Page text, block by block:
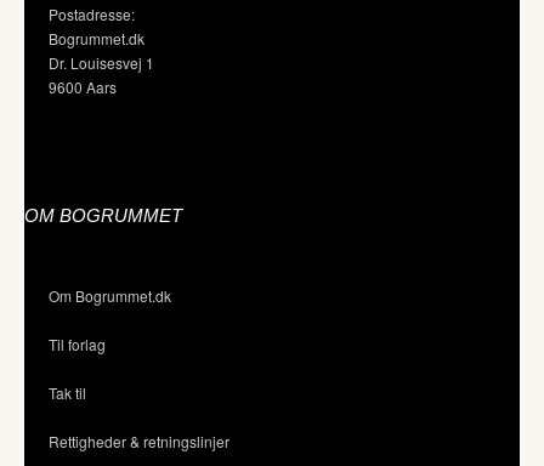
Postadresse:
Bogrummet.dk
Dr. Louisesvej 1
9600 Aars
OM BOGRUMMET
Om Bogrummet.dk
Til forlag
Tak til
Rettigheder & retningslinjer